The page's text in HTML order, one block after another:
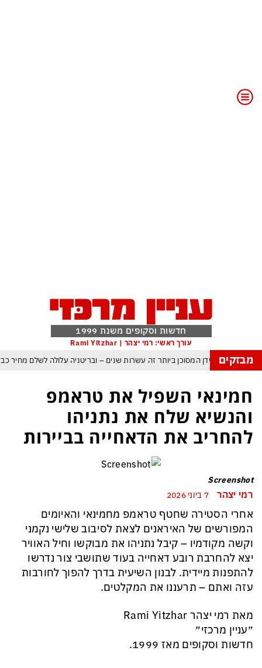
חדשות וסקופים משנת 1999
עורך ראשי: רמי יצהר | Rami Yitzhar
מבזקים
העולם נכנס לעידן המסוכן ביותר זה עשרות שנים – ובריטניה עלולה לשלם מחיר
מי היה מאמין שבאר שבע תנצח את הכוכב האדום?
ומיירטים להגנה – טראמפ נשאר רק עם ציוצי האיום המגוחכים שלא מזיזים
גרדום כמדיניות: כך הפכה ההוצאה להורג לכלי ההרתעה המרכזי של המשטר
א-סיסי, ארדואן ושליט קטאר מכנסים פגישת ״כיפה אדומה״ לנתניהו בנושא
חמינאי השפיל את טראמפ
והנשיא שלח את נתניהו
להחריב את הדאחייה בביירות
Screenshot
רמי יצהר
אחרי הסטירה שחטף טראמפ מחמינאי והאיומים
המפורשים של האיראנים לצאת לסיבוב שלישי נקמני
וקשה מקודמיו – קיבל נתניהו את מבוקשו וחיל האוויר
יצא להחרבת רובע דאחייה בעוד שתושבי צור נדרשו
להתפנות מיידית. לבנון השיעית בדרך להפוך לחורבות
עזה ואתם – תרעננו את המקלטים.
מאת רמי יצהר Rami Yitzhar
״עניין מרכזי״
חדשות וסקופים מאז 1999.